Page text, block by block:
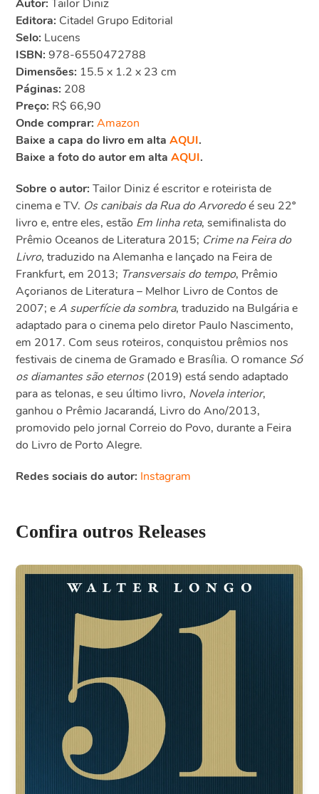
Autor: Tailor Diniz
Editora: Citadel Grupo Editorial
Selo: Lucens
ISBN: 978-6550472788
Dimensões: 15.5 x 1.2 x 23 cm
Páginas: 208
Preço: R$ 66,90
Onde comprar: Amazon
Baixe a capa do livro em altaAQUI.
Baixe a foto do autor em altaAQUI.
Sobre o autor: Tailor Diniz é escritor e roteirista de
cinema e TV. Os canibais da Rua do Arvoredoé seu 22º
livro e, entre eles, estão Em linha reta, semifinalista do
Prêmio Oceanos de Literatura 2015; Crime na Feira do
Livro, traduzido na Alemanha e lançado na Feira de
Frankfurt, em 2013; Transversais do tempo, Prêmio
Açorianos de Literatura – Melhor Livro de Contos de
2007; eA superfície da sombra, traduzido na Bulgária e
adaptado para o cinema pelo diretor Paulo Nascimento,
em 2017. Com seus roteiros, conquistou prêmios nos
festivais de cinema de Gramado e Brasília. O romance Só
os diamantes são eternos(2019) está sendo adaptado
para as telonas, e seu último livro, Novela interior,
ganhou o Prêmio Jacarandá, Livro do Ano/2013,
promovido pelo jornal Correio do Povo, durante a Feira
do Livro de Porto Alegre.
Redes sociais do autor: Instagram
Confira outros Releases